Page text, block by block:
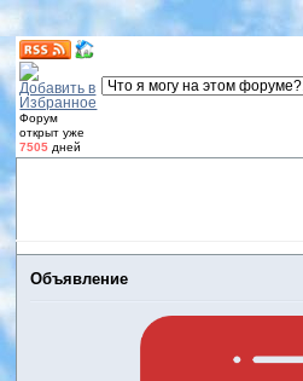
Форум
открыт уже
7505 дней
Объявление